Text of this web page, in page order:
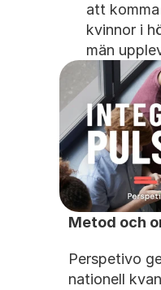
att
kvinnor i
män
Metod och
Perspetivo
nationell